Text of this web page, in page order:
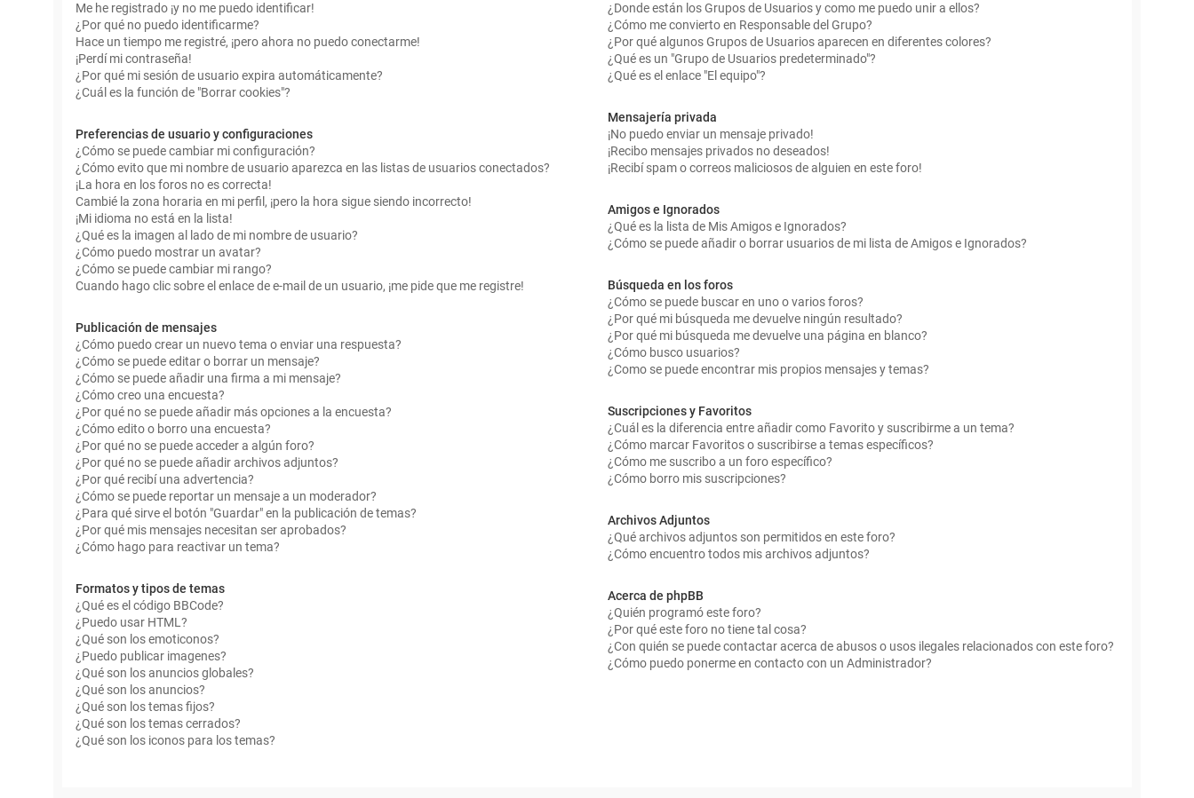
Me he registrado ¡y no me puedo identificar!
¿Por qué no puedo identificarme?
Hace un tiempo me registré, ¡pero ahora no puedo conectarme!
¡Perdí mi contraseña!
¿Por qué mi sesión de usuario expira automáticamente?
¿Cuál es la función de "Borrar cookies"?
Preferencias de usuario y configuraciones
¿Cómo se puede cambiar mi configuración?
¿Cómo evito que mi nombre de usuario aparezca en las listas de usuarios conectados?
¡La hora en los foros no es correcta!
Cambié la zona horaria en mi perfil, ¡pero la hora sigue siendo incorrecto!
¡Mi idioma no está en la lista!
¿Qué es la imagen al lado de mi nombre de usuario?
¿Cómo puedo mostrar un avatar?
¿Cómo se puede cambiar mi rango?
Cuando hago clic sobre el enlace de e-mail de un usuario, ¡me pide que me registre!
Publicación de mensajes
¿Cómo puedo crear un nuevo tema o enviar una respuesta?
¿Cómo se puede editar o borrar un mensaje?
¿Cómo se puede añadir una firma a mi mensaje?
¿Cómo creo una encuesta?
¿Por qué no se puede añadir más opciones a la encuesta?
¿Cómo edito o borro una encuesta?
¿Por qué no se puede acceder a algún foro?
¿Por qué no se puede añadir archivos adjuntos?
¿Por qué recibí una advertencia?
¿Cómo se puede reportar un mensaje a un moderador?
¿Para qué sirve el botón "Guardar" en la publicación de temas?
¿Por qué mis mensajes necesitan ser aprobados?
¿Cómo hago para reactivar un tema?
Formatos y tipos de temas
¿Qué es el código BBCode?
¿Puedo usar HTML?
¿Qué son los emoticonos?
¿Puedo publicar imagenes?
¿Qué son los anuncios globales?
¿Qué son los anuncios?
¿Qué son los temas fijos?
¿Qué son los temas cerrados?
¿Qué son los iconos para los temas?
¿Donde están los Grupos de Usuarios y como me puedo unir a ellos?
¿Cómo me convierto en Responsable del Grupo?
¿Por qué algunos Grupos de Usuarios aparecen en diferentes colores?
¿Qué es un "Grupo de Usuarios predeterminado"?
¿Qué es el enlace "El equipo"?
Mensajería privada
¡No puedo enviar un mensaje privado!
¡Recibo mensajes privados no deseados!
¡Recibí spam o correos maliciosos de alguien en este foro!
Amigos e Ignorados
¿Qué es la lista de Mis Amigos e Ignorados?
¿Cómo se puede añadir o borrar usuarios de mi lista de Amigos e Ignorados?
Búsqueda en los foros
¿Cómo se puede buscar en uno o varios foros?
¿Por qué mi búsqueda me devuelve ningún resultado?
¿Por qué mi búsqueda me devuelve una página en blanco?
¿Cómo busco usuarios?
¿Como se puede encontrar mis propios mensajes y temas?
Suscripciones y Favoritos
¿Cuál es la diferencia entre añadir como Favorito y suscribirme a un tema?
¿Cómo marcar Favoritos o suscribirse a temas específicos?
¿Cómo me suscribo a un foro específico?
¿Cómo borro mis suscripciones?
Archivos Adjuntos
¿Qué archivos adjuntos son permitidos en este foro?
¿Cómo encuentro todos mis archivos adjuntos?
Acerca de phpBB
¿Quién programó este foro?
¿Por qué este foro no tiene tal cosa?
¿Con quién se puede contactar acerca de abusos o usos ilegales relacionados con este foro?
¿Cómo puedo ponerme en contacto con un Administrador?